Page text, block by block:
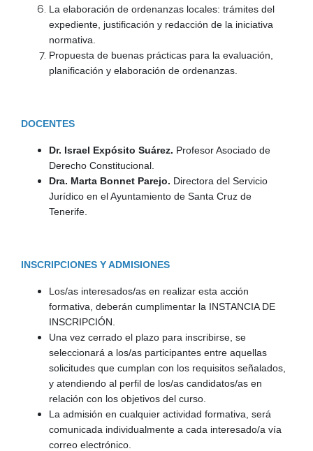
La elaboración de ordenanzas locales: trámites del
expediente, justificación y redacción de la iniciativa
normativa.
Propuesta de buenas prácticas para la evaluación,
planificación y elaboración de ordenanzas.
DOCENTES
Dr. Israel Expósito Suárez. Profesor Asociado de
Derecho Constitucional.
Dra. Marta Bonnet Parejo. Directora del Servicio
Jurídico en el Ayuntamiento de Santa Cruz de
Tenerife.
INSCRIPCIONES Y ADMISIONES
Los/as interesados/as en realizar esta acción
formativa, deberán cumplimentar la INSTANCIA DE
INSCRIPCIÓN.
Una vez cerrado el plazo para inscribirse, se
seleccionará a los/as participantes entre aquellas
solicitudes que cumplan con los requisitos señalados,
y atendiendo al perfil de los/as candidatos/as en
relación con los objetivos del curso.
La admisión en cualquier actividad formativa, será
comunicada individualmente a cada interesado/a vía
correo electrónico.